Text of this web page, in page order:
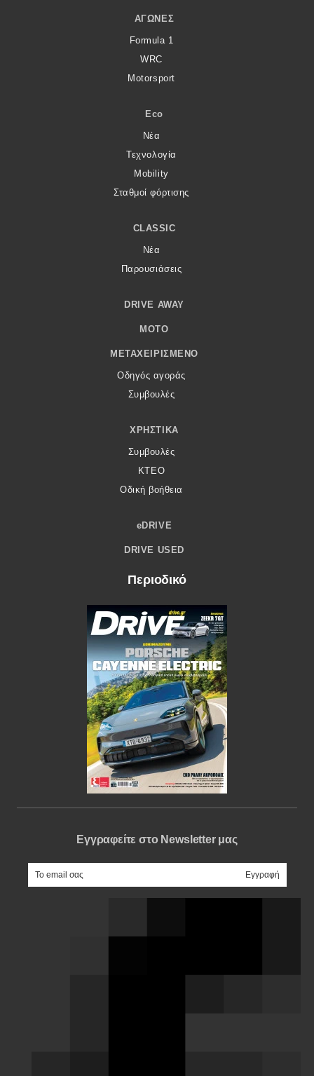
ΑΓΏΝΕΣ
Formula 1
WRC
Motorsport
Eco
Νέα
Τεχνολογία
Mobility
Σταθμοί φόρτισης
CLASSIC
Νέα
Παρουσιάσεις
DRIVE AWAY
MOTO
ΜΕΤΑΧΕΙΡΙΣΜΈΝΟ
Οδηγός αγοράς
Συμβουλές
ΧΡΗΣΤΙΚΆ
Συμβουλές
ΚΤΕΟ
Οδική βοήθεια
eDRIVE
DRIVE USED
Περιοδικό
Εγγραφείτε στο Newsletter μας
e-mail